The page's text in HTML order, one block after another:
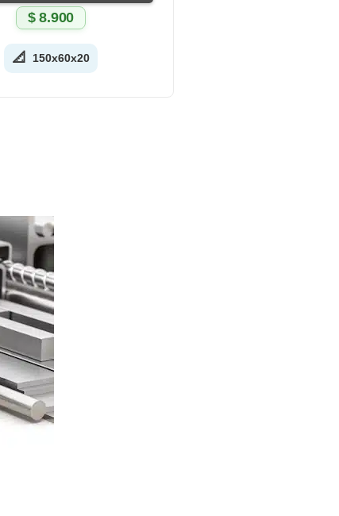
$8.900
📐 150x60x20